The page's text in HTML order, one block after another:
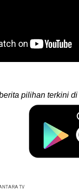
pilihan terkini di
TV